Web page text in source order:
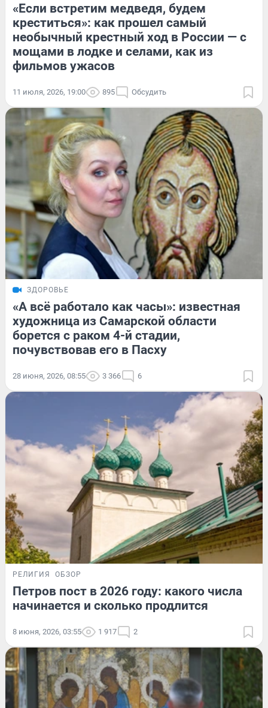
«Если встретим медведя, будем
креститься»: как прошел самый
необычный крестный ход в России — с
мощами в лодке и селами, как из
фильмов ужасов
11 июля, 2026, 19:00 895 Обсудить
ЗДОРОВЬЕ
«А всё работало как часы»: известная
художница из Самарской области
борется с раком 4-й стадии,
почувствовав его в Пасху
28 июня, 2026, 08:55 3 366 6
РЕЛИГИЯ ОБЗОР
Петров пост в 2026 году: какого числа
начинается и сколько продлится
8 июня, 2026, 03:55 1 917 2